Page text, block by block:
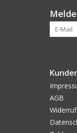
AGB